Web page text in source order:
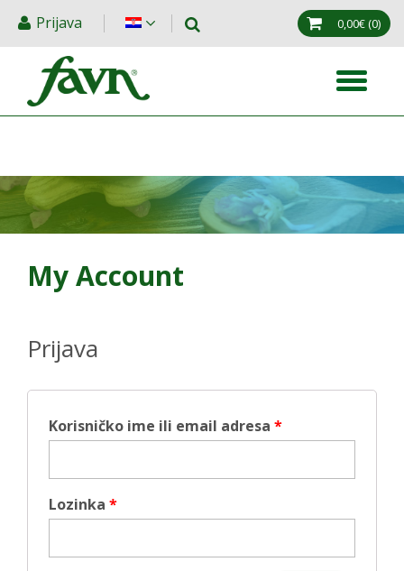
Prijava 0,00€(0)
My Account
Prijava
Korisničko ime ili email adresa *
Lozinka *